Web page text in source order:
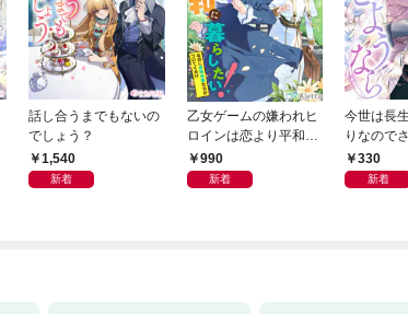
話し合うまでもないの
でしょう？
1,540
新着
乙女ゲームの嫌われヒ
ロインは恋より平和に
暮らしたい！（なのに
攻略対象たちがついて
990
新着
今世は長
りなので
【分冊版】
330
新着